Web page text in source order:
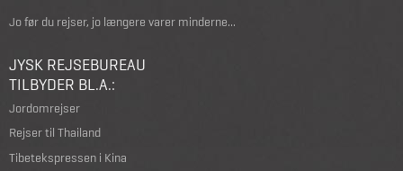
Jo før du rejser, jo længere varer minderne...
JYSK REJSEBUREAU
TILBYDER BL.A.:
Jordomrejser
Rejser til Thailand
Tibetekspressen i Kina